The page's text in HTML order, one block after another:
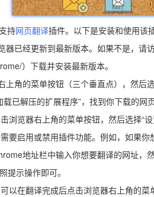
持网页翻译插件。以下是安装和使用该
器已经更新到最新版本。如果不是，请
）下载并安装最新版本。
角的菜单按钮（三个垂直点），然后选
已解压的扩展程序”，找到你下载的网
浏览器右上角的菜单按钮，然后选择“设
要启用或禁用插件功能。例如，如果你
地址栏中输入你想要翻译的网址，
提示操作即可。
以在翻译完成后点击浏览器右上角的菜